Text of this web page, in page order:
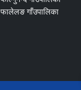
फालेलङ गाँउपालिका